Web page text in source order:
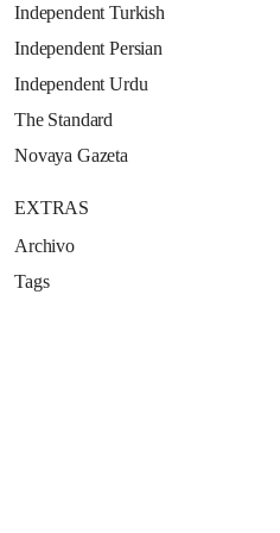
Independent Turkish
Independent Persian
Independent Urdu
The Standard
Novaya Gazeta
EXTRAS
Archivo
Tags